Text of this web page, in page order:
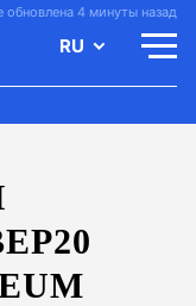
4 минуты назад
RU